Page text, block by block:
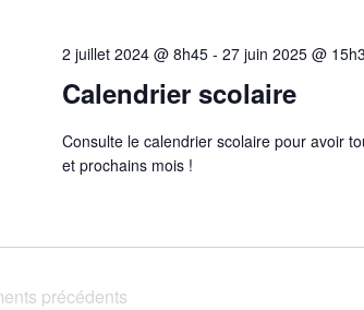
2 juillet 2024 @ 8h45- 27 juin 2025 @
Calendrier scolaire
Consulte le calendrier scolaire pour avoir
et prochains mois !
précédents